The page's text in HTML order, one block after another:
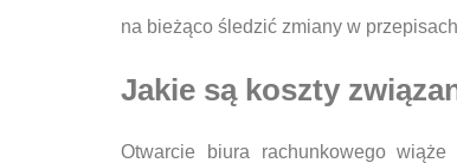
na bieżąco śledzić zmiany w
Jakie są koszty
Otwarcie biura rachunkowego